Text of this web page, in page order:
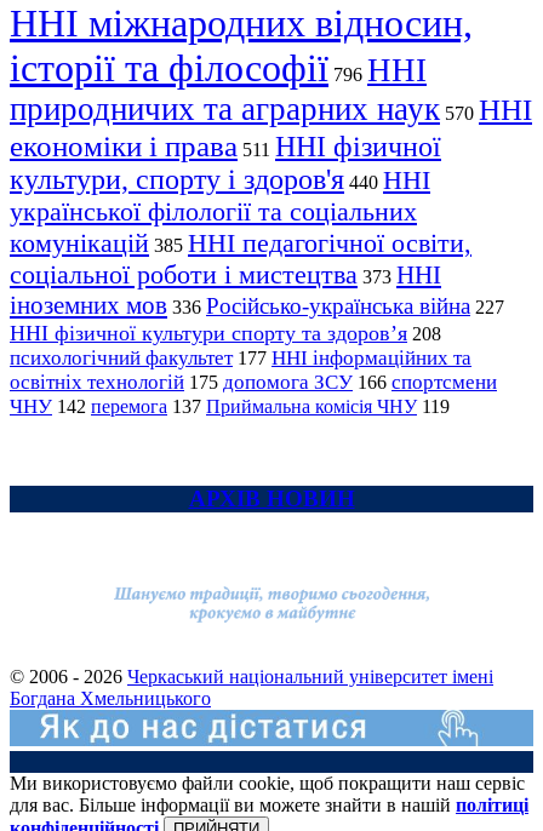
ННІ міжнародних відносин,
історії та філософії 796 ННІ
природничих та аграрних наук 570 ННІ
економіки і права 511 ННІ фізичної
культури, спорту і здоров'я 440 ННІ
української філології та соціальних
комунікацій 385 ННІ педагогічної освіти,
соціальної роботи і мистецтва 373 ННІ
іноземних мов 336 Російсько-українська війна 227
ННІ фізичної культури спорту та здоров’я 208
психологічний факультет 177 ННІ інформаційних та
освітніх технологій 175 допомога ЗСУ 166 спортсмени
ЧНУ 142 перемога 137 Приймальна комісія ЧНУ 119
АРХІВ НОВИН
© 2006 - 2026 Черкаський національний університет імені
Богдана Хмельницького
Ми використовуємо файли cookie, щоб покращити наш сервіс
для вас. Більше інформації ви можете знайти в нашій політиці